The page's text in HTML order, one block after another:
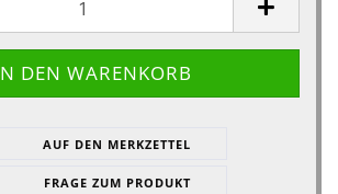
AUF DEN MERKZETTEL
FRAGE ZUM PRODUKT